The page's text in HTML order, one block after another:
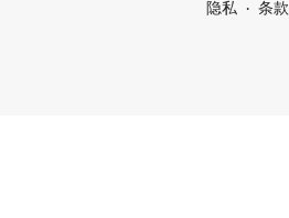
隐私
条款